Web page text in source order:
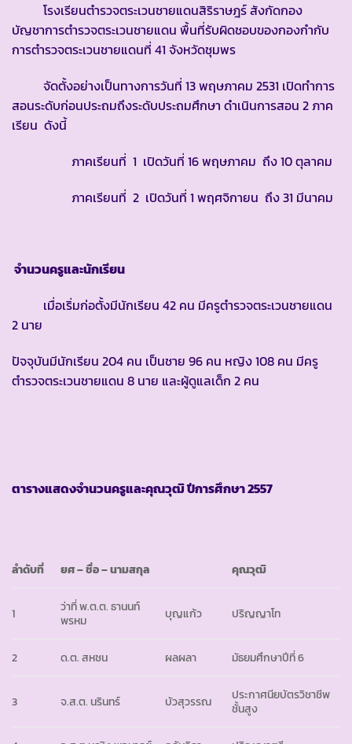
โรงเรียนตำรวจตระเวนชายแดนสิริราษฎร์ สังกัดกอง
บัญชาการตำรวจตระเวนชายแดน พื้นที่รับผิดชอบของกองกำกับ
การตำรวจตระเวนชายแดนที่ 41 จังหวัดชุมพร
จัดตั้งอย่างเป็นทางการวันที่ 13 พฤษภาคม 2531 เปิดทำการ
สอนระดับก่อนประถมถึงระดับประถมศึกษา ดำเนินการสอน 2 ภาค
เรียน ดังนี้
ภาคเรียนที่ 1 เปิดวันที่ 16 พฤษภาคม ถึง 10 ตุลาคม
ภาคเรียนที่ 2 เปิดวันที่ 1 พฤศจิกายน ถึง 31 มีนาคม
จำนวนครูและนักเรียน
เมื่อเริ่มก่อตั้งมีนักเรียน 42 คน มีครูตำรวจตระเวนชายแดน
2 นาย
ปัจจุบันมีนักเรียน 204 คน เป็นชาย 96 คน หญิง 108 คน มีครู
ตำรวจตระเวนชายแดน 8 นาย และผู้ดูแลเด็ก 2 คน
ตารางแสดงจำนวนครูและคุณวุฒิ ปีการศึกษา2557
ลำดับที่ ยศ– ชื่อ – นามสกุล คุณวุฒิ
1
ว่าที่ พ.ต.ต. ธานนท์
พรหม
บุญแก้ว ปริญญาโท
2 ด.ต. สหชน ผลผลา มัธยมศึกษาปีที่ 6
3 จ.ส.ต. นรินทร์ บัวสุวรรณ
ประกาศนียบัตรวิชาชีพ
ชั้นสูง